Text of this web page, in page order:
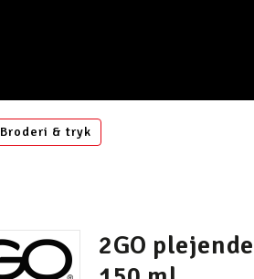
Broderi & tryk
2GO